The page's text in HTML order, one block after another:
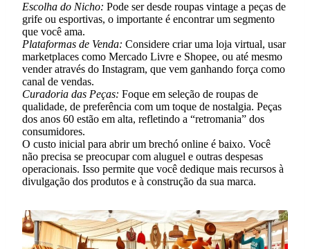
Escolha do Nicho: Pode ser desde roupas vintage a peças de
grife ou esportivas, o importante é encontrar um segmento
que você ama.
Plataformas de Venda: Considere criar uma loja virtual, usar
marketplaces como Mercado Livre e Shopee, ou até mesmo
vender através do Instagram, que vem ganhando força como
canal de vendas.
Curadoria das Peças: Foque em seleção de roupas de
qualidade, de preferência com um toque de nostalgia. Peças
dos anos 60 estão em alta, refletindo a “retromania” dos
consumidores.
O custo inicial para abrir um brechó online é baixo. Você
não precisa se preocupar com aluguel e outras despesas
operacionais. Isso permite que você dedique mais recursos à
divulgação dos produtos e à construção da sua marca.